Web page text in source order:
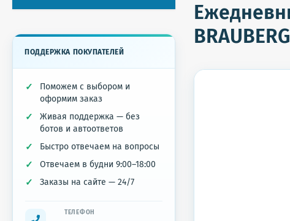
ПОДДЕРЖКА ПОКУПАТЕЛЕЙ
Поможем с выбором и
оформим заказ
Живая поддержка — без
ботов и автоответов
Быстро отвечаем на вопросы
Отвечаем в будни 9:00–18:00
Заказы на сайте — 24/7
ТЕЛЕФОН